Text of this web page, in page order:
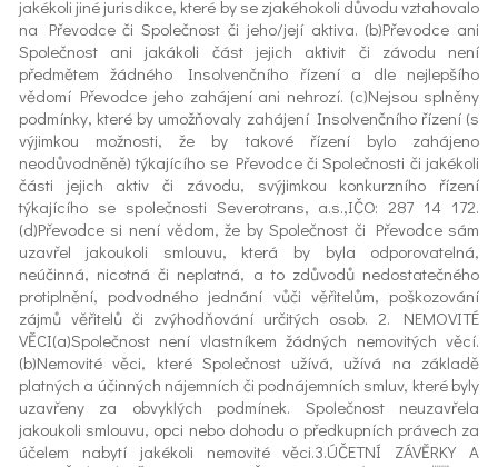
jakékoli jiné jurisdikce, které by se zjakéhokoli důvodu vztahovalo
na Převodce či Společnost či jeho/její aktiva. (b)Převodce ani
Společnost ani jakákoli část jejich aktivit či závodu není
předmětem žádného Insolvenčního řízení a dle nejlepšího
vědomí Převodce jeho zahájení ani nehrozí. (c)Nejsou splněny
podmínky, které by umožňovaly zahájení Insolvenčního řízení (s
výjimkou možnosti, že by takové řízení bylo zahájeno
neodůvodněně) týkajícího se Převodce či Společnosti či jakékoli
části jejich aktiv či závodu, svýjimkou konkurzního řízení
týkajícího se společnosti Severotrans, a.s.,IČO: 287 14 172.
(d)Převodce si není vědom, že by Společnost či Převodce sám
uzavřel jakoukoli smlouvu, která by byla odporovatelná,
neúčinná, nicotná či neplatná, a to zdůvodů nedostatečného
protiplnění, podvodného jednání vůči věřitelům, poškozování
zájmů věřitelů či zvýhodňování určitých osob. 2. NEMOVITÉ
VĚCI(a)Společnost není vlastníkem žádných nemovitých věcí.
(b)Nemovité věci, které Společnost užívá, užívá na základě
platných a účinných nájemních či podnájemních smluv, které byly
uzavřeny za obvyklých podmínek. Společnost neuzavřela
jakoukoli smlouvu, opci nebo dohodu o předkupních právech za
účelem nabytí jakékoli nemovité věci.3.ÚČETNÍ ZÁVĚRKY A